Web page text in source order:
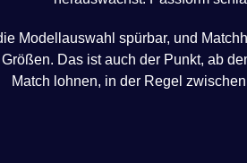
Modellauswahl spürbar, und
Das ist auch der Punkt, ab
Match lohnen, in der Regel